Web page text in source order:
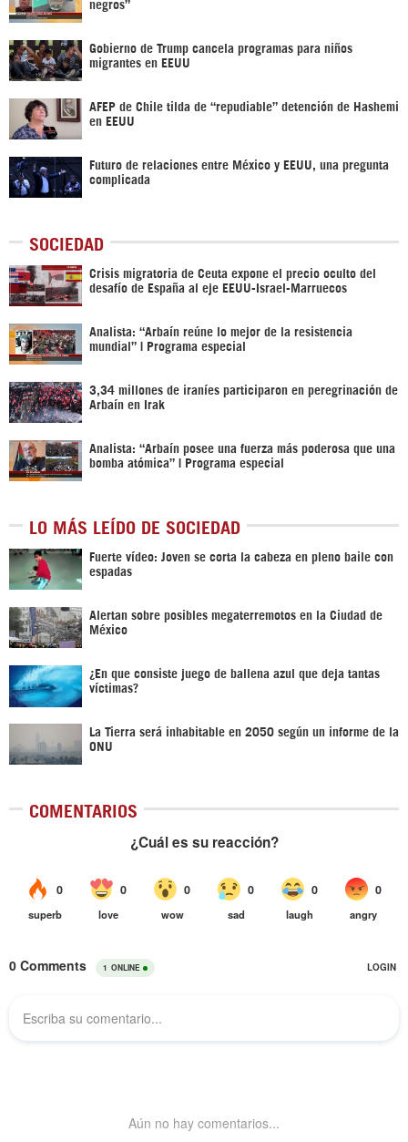
negros”
Gobierno de Trump cancela programas para niños
migrantes en EEUU
AFEP de Chile tilda de “repudiable” detención de Hashemi
en EEUU
Futuro de relaciones entre México y EEUU, una pregunta
complicada
SOCIEDAD
Crisis migratoria de Ceuta expone el precio oculto del
desafío de España al eje EEUU-Israel-Marruecos
Analista: “Arbaín reúne lo mejor de la resistencia
mundial” | Programa especial
3,34 millones de iraníes participaron en peregrinación de
Arbaín en Irak
Analista: “Arbaín posee una fuerza más poderosa que una
bomba atómica” | Programa especial
LO MÁS LEÍDO DE SOCIEDAD
Fuerte vídeo: Joven se corta la cabeza en pleno baile con
espadas
Alertan sobre posibles megaterremotos en la Ciudad de
México
¿En que consiste juego de ballena azul que deja tantas
víctimas?
La Tierra será inhabitable en 2050 según un informe de la
ONU
COMENTARIOS